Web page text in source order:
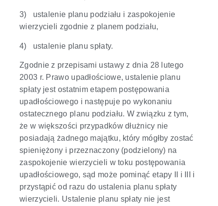
3) ustalenie planu podziału i zaspokojenie
wierzycieli zgodnie z planem podziału,
4) ustalenie planu spłaty.
Zgodnie z przepisami ustawy z dnia 28 lutego
2003 r. Prawo upadłościowe, ustalenie planu
spłaty jest ostatnim etapem postępowania
upadłościowego i następuje po wykonaniu
ostatecznego planu podziału. W związku z tym,
że w większości przypadków dłużnicy nie
posiadają żadnego majątku, który mógłby zostać
spieniężony i przeznaczony (podzielony) na
zaspokojenie wierzycieli w toku postępowania
upadłościowego, sąd może pominąć etapy II i III i
przystąpić od razu do ustalenia planu spłaty
wierzycieli. Ustalenie planu spłaty nie jest